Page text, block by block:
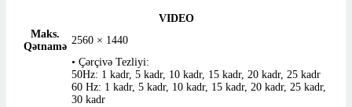
VIDEO
Maks.
Qətnamə
2560 × 1440
• Çərçivə Tezliyi:
50Hz: 1 kadr, 5 kadr, 10 kadr, 15 kadr, 20 kadr, 25 kadr
60 Hz: 1 kadr, 5 kadr, 10 kadr, 15 kadr, 20 kadr, 25 kadr,
30 kadr